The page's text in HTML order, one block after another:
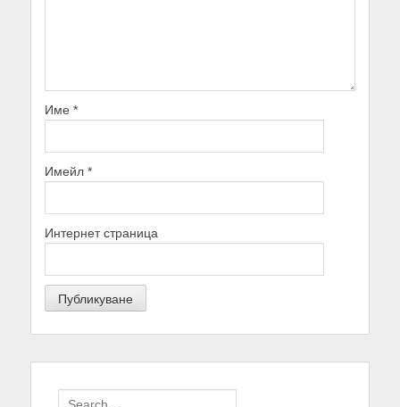
Име *
Имейл *
Интернет страница
Search